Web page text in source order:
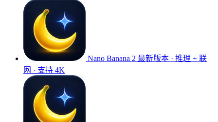
Nano Banana 2 最新版本 · 推理 + 联
网 · 支持 4K